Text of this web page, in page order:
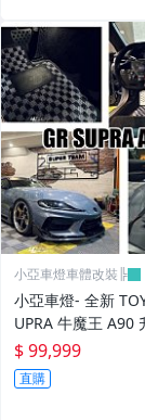
小亞車燈車體改裝╠
小亞車燈- 全新
UPRA 牛魔王 A90
ARO 頂級訂製 腳踏
$ 99,999
直購